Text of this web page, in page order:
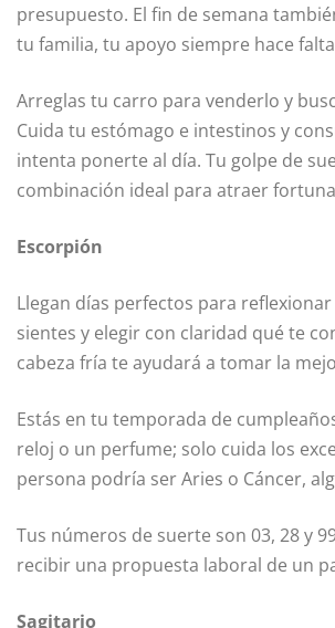
presupuesto. El fin de semana
tu familia, tu apoyo siempre hace
Arreglas tu carro para venderlo y
Cuida tu estómago e intestinos y
intenta ponerte al día. Tu golpe de
combinación ideal para atraer
Escorpión
Llegan días perfectos para
sientes y elegir con claridad qué te
cabeza fría te ayudará a tomar la
Estás en tu temporada de
reloj o un perfume; solo cuida los
persona podría ser Aries o Cáncer,
Tus números de suerte son 03, 28 y
recibir una propuesta laboral de un
Sagitario